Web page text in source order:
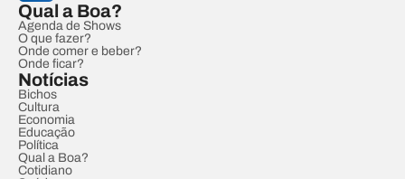
Qual a Boa?
Agenda de Shows
O que fazer?
Onde comer e beber?
Onde ficar?
Notícias
Bichos
Cultura
Economia
Educação
Política
Qual a Boa?
Cotidiano